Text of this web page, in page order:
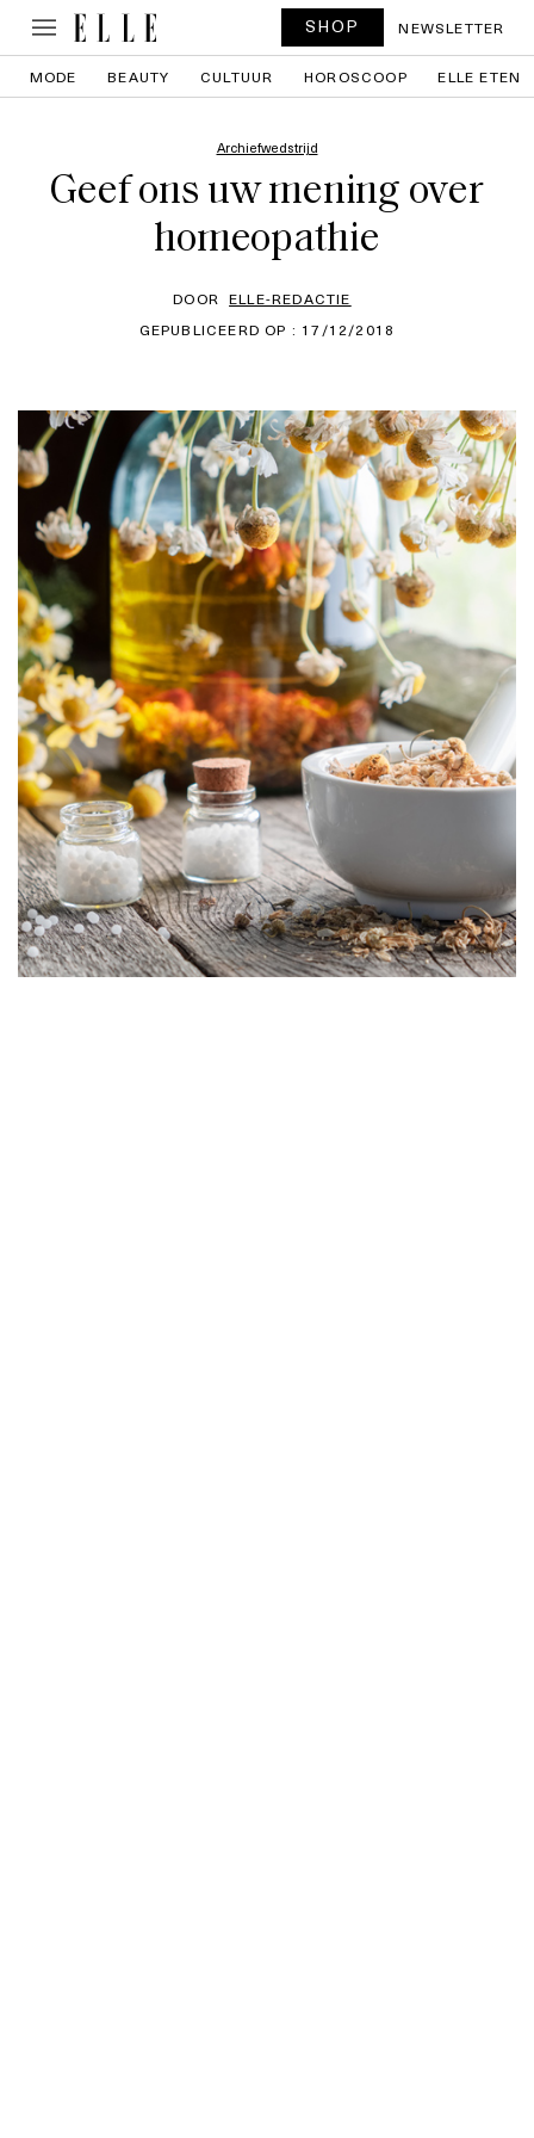
SHOP NEWSLETTER
MODE BEAUTY CULTUUR HOROSCOOP ELLE ETEN
Archiefwedstrijd
Geef ons uw mening over
homeopathie
DOOR ELLE-REDACTIE
GEPUBLICEERD OP : 17/12/2018